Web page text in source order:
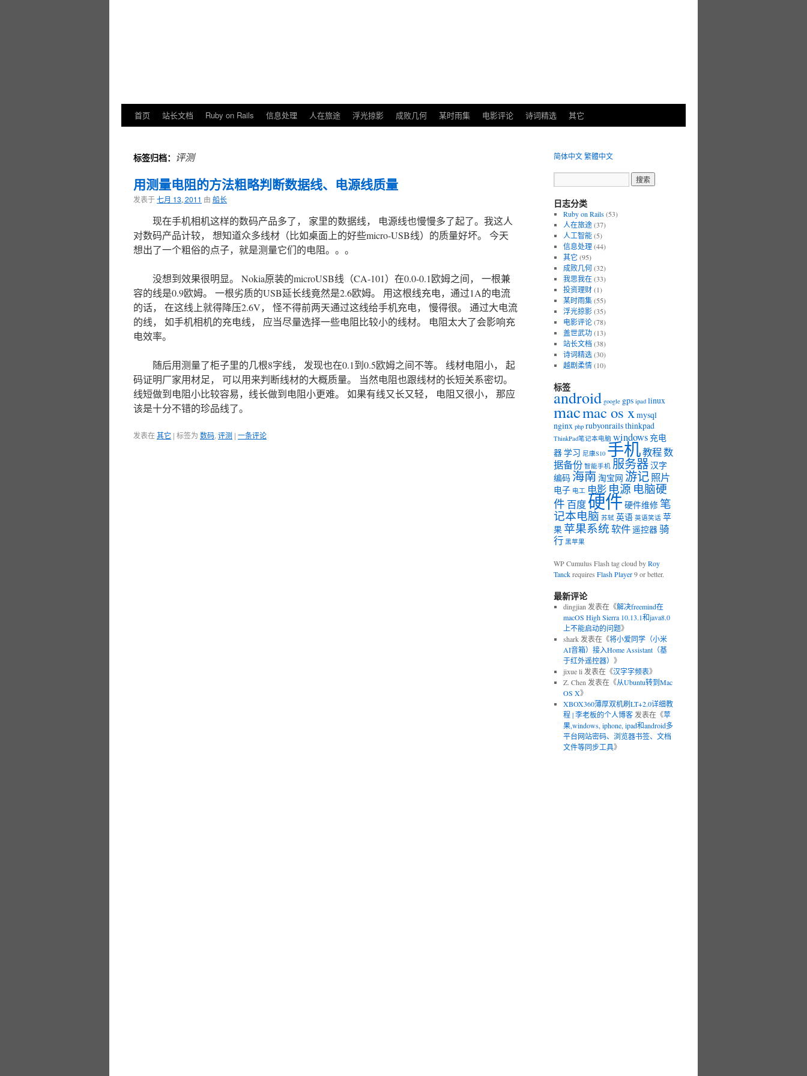
首页 站长文档 Ruby on Rails 信息处理 人在旅途 浮光掠影 成败几何 某时雨集 电影评论 诗词精选 其它
标签归档： 评测
用测量电阻的方法粗略判断数据线、电源线质量
发表于七月 13, 2011 由 船长
现在手机相机这样的数码产品多了， 家里的数据线， 电源线也慢慢多了起了。我这人
对数码产品计较， 想知道众多线材（比如桌面上的好些micro-USB线）的质量好坏。 今天
想出了一个粗俗的点子，就是测量它们的电阻。。。
没想到效果很明显。 Nokia原装的microUSB线（CA-101）在0.0-0.1欧姆之间， 一根兼
容的线是0.9欧姆。 一根劣质的USB延长线竟然是2.6欧姆。 用这根线充电，通过1A的电流
的话， 在这线上就得降压2.6V， 怪不得前两天通过这线给手机充电， 慢得很。 通过大电流
的线， 如手机相机的充电线， 应当尽量选择一些电阻比较小的线材。 电阻太大了会影响充
电效率。
随后用测量了柜子里的几根8字线， 发现也在0.1到0.5欧姆之间不等。 线材电阻小， 起
码证明厂家用材足， 可以用来判断线材的大概质量。 当然电阻也跟线材的长短关系密切。
线短做到电阻小比较容易，线长做到电阻小更难。 如果有线又长又轻， 电阻又很小， 那应
该是十分不错的珍品线了。
发表在其它 | 标签为 数码, 评测 | 一条评论
简体中文繁體中文
日志分类
Ruby on Rails(53)
人在旅途(37)
人工智能(5)
信息处理(44)
其它 (95)
成败几何(32)
我思我在(33)
投资理财(1)
某时雨集(55)
浮光掠影(35)
电影评论(78)
盖世武功(13)
站长文档 (38)
诗词精选(30)
越剧柔情(10)
标签
android google gps ipad linux
macmac os xmysql
nginx php rubyonrailsthinkpad
ThinkPad笔记本电脑 windows 充电
器学习 尼康S10 手机教程数
据备份 智能手机 服务器汉字
编码 海南淘宝网 游记照片
电子 电工 电影 电源 电脑硬
件 百度硬件硬件维修 笔
记本电脑 苏轼 英语 英语笑话 苹
果 苹果系统软件遥控器骑
行 黑苹果
WP Cumulus Flash tag cloud byRoy
Tanckrequires Flash Player9 or better.
最新评论
dingjian 发表在《解决freemind在
macOS High Sierra 10.13.1和java8.0
上不能启动的问题》
shark 发表在《将小爱同学（小米
AI音箱）接入Home Assistant（基
于红外遥控器） 》
jixue li 发表在《汉字字频表》
Z. Chen 发表在《从Ubuntu转到Mac
OS X》
XBOX360薄厚双机刷LT+2.0详细教
程 | 李老板的个人博客发表在《苹
果,windows, iphone, ipad和android多
平台网站密码、浏览器书签、文档
文件等同步工具》